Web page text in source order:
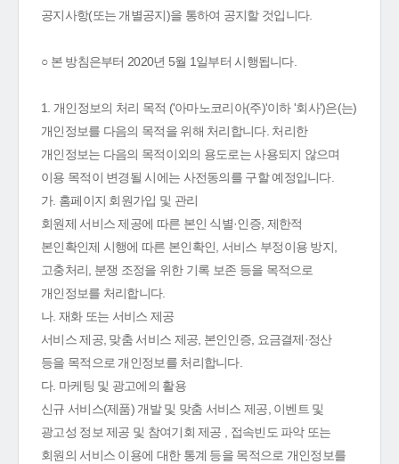
공지사항(또는 개별공지)을 통하여 공지할 것입니다.
○ 본 방침은부터 2020년 5월 1일부터 시행됩니다.
1. 개인정보의 처리 목적 ('아마노코리아(주)'이하 '회사')은(는)
개인정보를 다음의 목적을 위해 처리합니다. 처리한
개인정보는 다음의 목적이외의 용도로는 사용되지 않으며
이용 목적이 변경될 시에는 사전동의를 구할 예정입니다.
가. 홈페이지 회원가입 및 관리
회원제 서비스 제공에 따른 본인 식별·인증, 제한적
본인확인제 시행에 따른 본인확인, 서비스 부정이용 방지,
고충처리, 분쟁 조정을 위한 기록 보존 등을 목적으로
개인정보를 처리합니다.
나. 재화 또는 서비스 제공
서비스 제공, 맞춤 서비스 제공, 본인인증, 요금결제·정산
등을 목적으로 개인정보를 처리합니다.
다. 마케팅 및 광고에의 활용
신규 서비스(제품) 개발 및 맞춤 서비스 제공, 이벤트 및
광고성 정보 제공 및 참여기회 제공 , 접속빈도 파악 또는
회원의 서비스 이용에 대한 통계 등을 목적으로 개인정보를